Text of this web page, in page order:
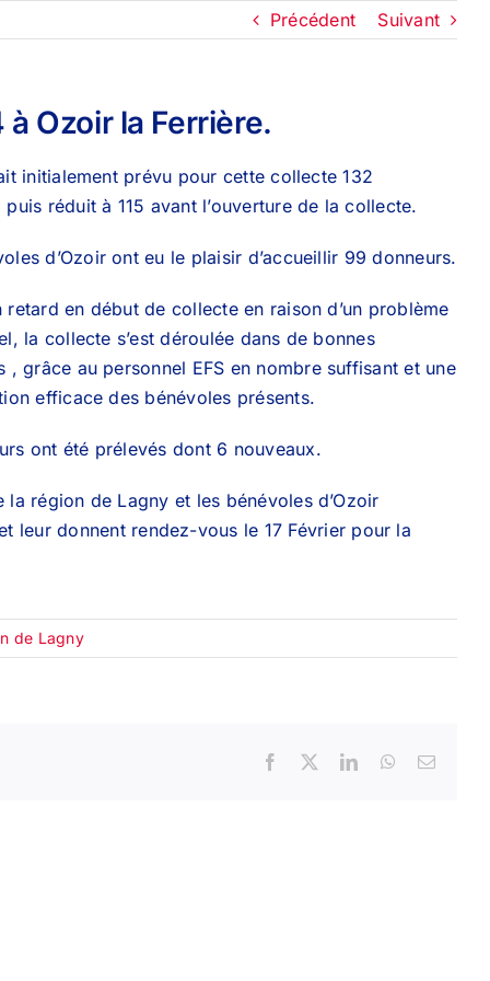
Précédent Suivant
Ozoir la Ferrière.
initialement prévu pour cette collecte 132
puis réduit à 115 avant l’ouverture de la collecte.
d’Ozoir ont eu le plaisir d’accueillir 99 donneurs.
retard en début de collecte en raison d’un problème
la collecte s’est déroulée dans de bonnes
, grâce au personnel EFS en nombre suffisant et une
efficace des bénévoles présents.
ont été prélevés dont 6 nouveaux.
la région de Lagny et les bénévoles d’Ozoir
leur donnent rendez-vous le 17 Février pour la
de Lagny
Facebook LinkedInWhatsApp
Email